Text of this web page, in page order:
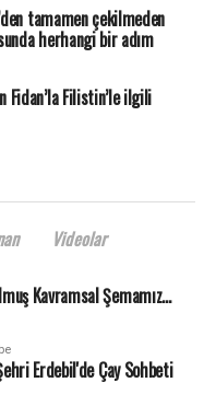
tamamen çekilmeden
herhangi bir adım
Fidan’la Filistin’le ilgili
Videolar
Kavramsal Şemamız…
Erdebil'de Çay Sohbeti